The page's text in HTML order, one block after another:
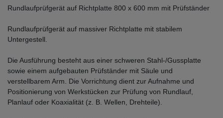
Rundlaufprüfgerät auf Richtplatte 800 x 600 mm mit Prüfständer
Rundlaufprüfgerät auf massiver Richtplatte mit stabilem
Untergestell.
Die Ausführung besteht aus einer schweren Stahl-/Gussplatte
sowie einem aufgebauten Prüfständer mit Säule und
verstellbarem Arm. Die Vorrichtung dient zur Aufnahme und
Positionierung von Werkstücken zur Prüfung von Rundlauf,
Planlauf oder Koaxialität (z. B. Wellen, Drehteile).